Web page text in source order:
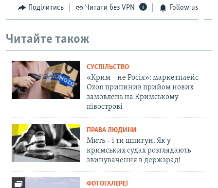
Поділитись Читати без VPN Follow us
Читайте також
СУСПІЛЬСТВО
«Крим – не Росія»: маркетплейс
Ozon припинив прийом нових
замовлень на Кримському
півострові
ПРАВА ЛЮДИНИ
Мить – і ти шпигун. Як у
кримських судах розглядають
звинувачення в держзраді
ФОТОГАЛЕРЕЇ